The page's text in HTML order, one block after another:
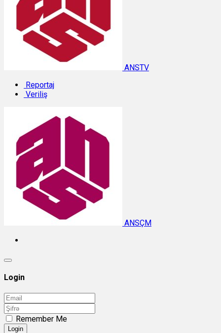
ANSTV
Reportaj
Veriliş
ANSÇM
Login
Remember Me
Login